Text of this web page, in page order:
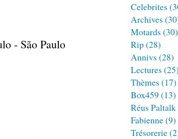
- São Paulo
Celebrites
Archives
Motards (30)
Rip(28)
Annivs (28)
Lectures (25)
Thèmes (17)
Box459 (13)
Réus Paltalk
Fabienne(9)
Trésorerie